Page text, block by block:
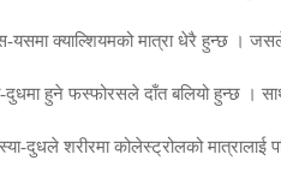
यसमा क्याल्शियमको मात्रा धेरै हुन्छ ।
दुधमा हुने फस्फोरसले दाँत बलियो हुन्छ ।
दुधले शरीरमा कोलेस्ट्रोलको मात्रालाई